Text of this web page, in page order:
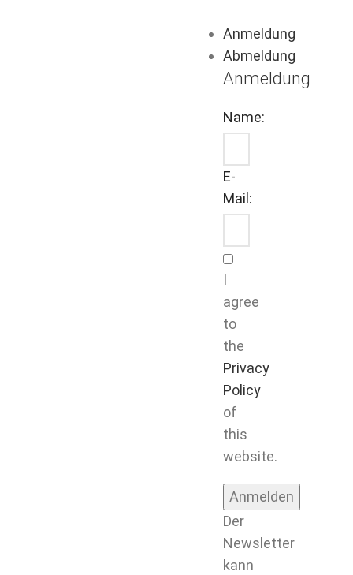
Anmeldung
Abmeldung
Anmeldung
Name:
E-
Mail:
I
agree
to
the
Privacy
Policy
of
this
website.
Der
Newsletter
kann